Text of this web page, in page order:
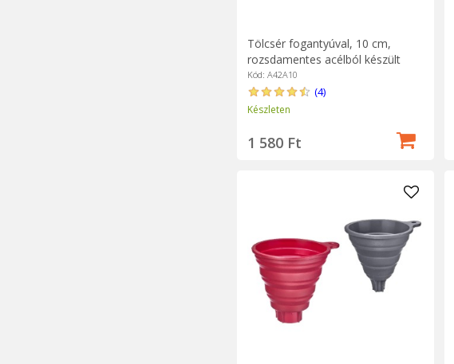
Tölcsér fogantyúval, 10 cm,
rozsdamentes acélból készült
Kód: A42A10
(4)
Készleten
1 580 Ft